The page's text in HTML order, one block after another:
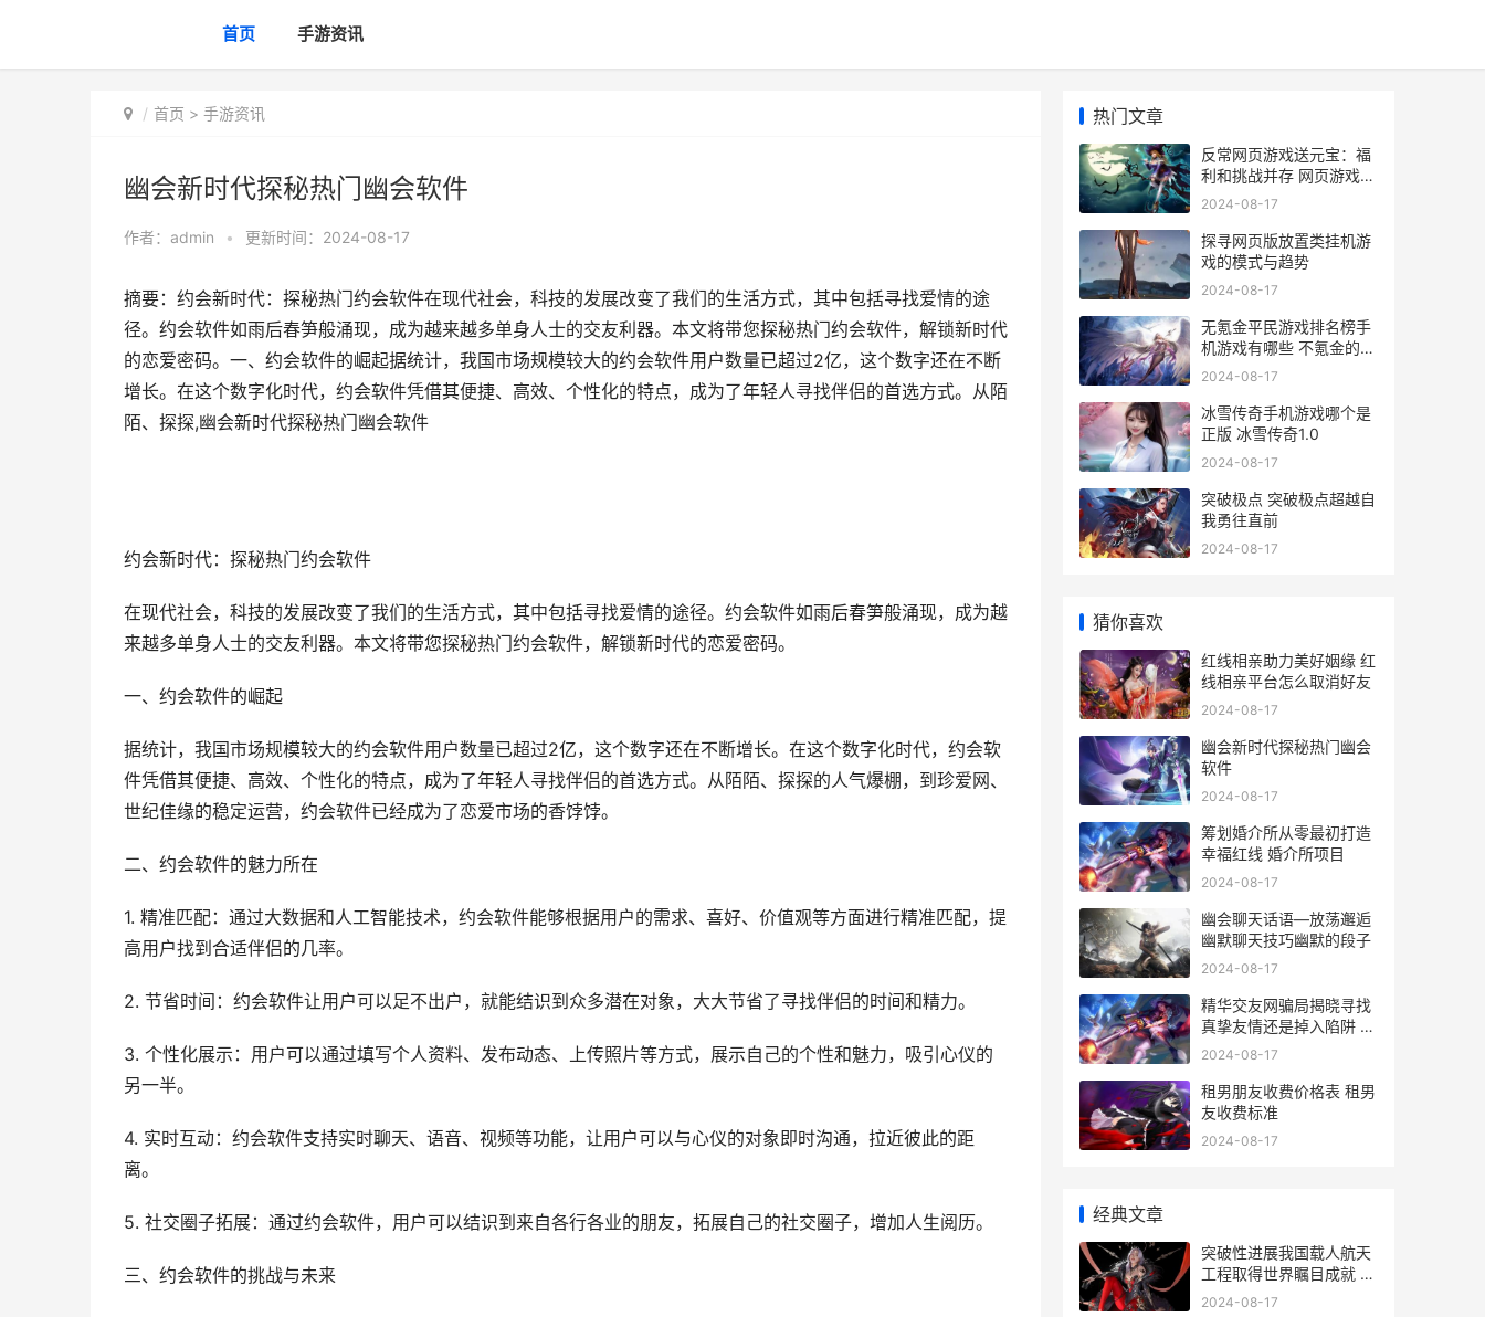
首页 手游资讯
首页 > 手游资讯
幽会新时代探秘热门幽会软件
作者： admin • 更新时间：2024-08-17
摘要：约会新时代：探秘热门约会软件在现代社会，科技的发展改变了我们的生活方式，其中包括寻找爱情的途
径。约会软件如雨后春笋般涌现，成为越来越多单身人士的交友利器。本文将带您探秘热门约会软件，解锁新时代
的恋爱密码。一、约会软件的崛起据统计，我国市场规模较大的约会软件用户数量已超过2亿，这个数字还在不断
增长。在这个数字化时代，约会软件凭借其便捷、高效、个性化的特点，成为了年轻人寻找伴侣的首选方式。从陌
陌、探探,幽会新时代探秘热门幽会软件
约会新时代：探秘热门约会软件
在现代社会，科技的发展改变了我们的生活方式，其中包括寻找爱情的途径。约会软件如雨后春笋般涌现，成为越
来越多单身人士的交友利器。本文将带您探秘热门约会软件，解锁新时代的恋爱密码。
一、约会软件的崛起
据统计，我国市场规模较大的约会软件用户数量已超过2亿，这个数字还在不断增长。在这个数字化时代，约会软
件凭借其便捷、高效、个性化的特点，成为了年轻人寻找伴侣的首选方式。从陌陌、探探的人气爆棚，到珍爱网、
世纪佳缘的稳定运营，约会软件已经成为了恋爱市场的香饽饽。
二、约会软件的魅力所在
1. 精准匹配：通过大数据和人工智能技术，约会软件能够根据用户的需求、喜好、价值观等方面进行精准匹配，提
高用户找到合适伴侣的几率。
2. 节省时间：约会软件让用户可以足不出户，就能结识到众多潜在对象，大大节省了寻找伴侣的时间和精力。
3. 个性化展示：用户可以通过填写个人资料、发布动态、上传照片等方式，展示自己的个性和魅力，吸引心仪的
另一半。
4. 实时互动：约会软件支持实时聊天、语音、视频等功能，让用户可以与心仪的对象即时沟通，拉近彼此的距
离。
5. 社交圈子拓展：通过约会软件，用户可以结识到来自各行各业的朋友，拓展自己的社交圈子，增加人生阅历。
三、约会软件的挑战与未来
热门文章
反常网页游戏送元宝：福
利和挑战并存 网页游戏返
利网
2024-08-17
探寻网页版放置类挂机游
戏的模式与趋势
2024-08-17
无氪金平民游戏排名榜手
机游戏有哪些 不氪金的好
玩游戏
2024-08-17
冰雪传奇手机游戏哪个是
正版 冰雪传奇1.0
2024-08-17
突破极点 突破极点超越自
我勇往直前
2024-08-17
猜你喜欢
红线相亲助力美好姻缘 红
线相亲平台怎么取消好友
2024-08-17
幽会新时代探秘热门幽会
软件
2024-08-17
筹划婚介所从零最初打造
幸福红线 婚介所项目
2024-08-17
幽会聊天话语—放荡邂逅
幽默聊天技巧幽默的段子
2024-08-17
精华交友网骗局揭晓寻找
真挚友情还是掉入陷阱 精
华交友网骗局曝光
2024-08-17
租男朋友收费价格表 租男
友收费标准
2024-08-17
经典文章
突破性进展我国载人航天
工程取得世界瞩目成就 取
得突破性发展
2024-08-17